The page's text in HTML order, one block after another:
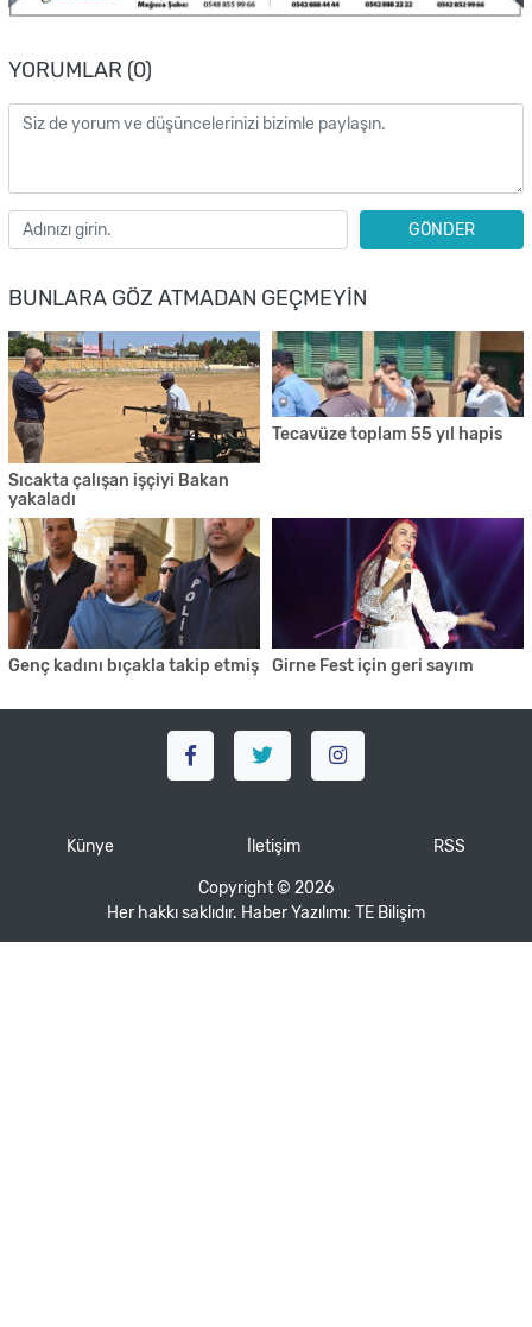
YORUMLAR (0)
GÖNDER
BUNLARA GÖZ ATMADAN GEÇMEYIN
Sıcakta çalışan işçiyi Bakan
yakaladı
Tecavüze toplam 55 yıl hapis
Genç kadını bıçakla takip etmiş Girne Fest için geri sayım
Künye İletişim RSS
Copyright © 2026
Her hakkı saklıdır. Haber Yazılımı: TE Bilişim